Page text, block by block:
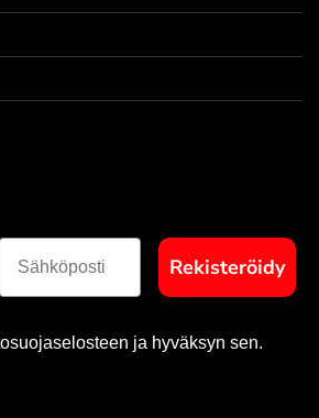
Sähköposti
Rekisteröidy
ja hyväksyn sen.